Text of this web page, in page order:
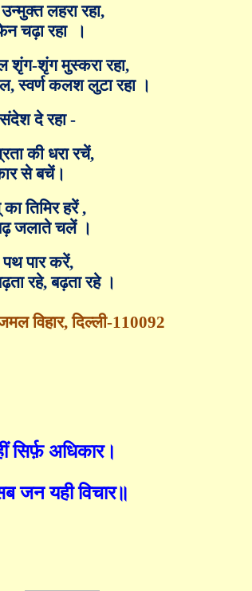
उन्मुक्त लहरा रहा,
चढ़ा रहा
।
शृंग-शृंगमुस्करा रहा,
,स्वर्ण कलश लुटा रहा ।
दे रहा -
की धरा रचें,
से बचें।
तिमिर हरें,
जलाते चलें ।
पथ पार करें,
रहे,बढ़ता रहे ।
विहार,दिल्ली-110092
सिर्फ़ अधिकार।
जन यही विचार॥